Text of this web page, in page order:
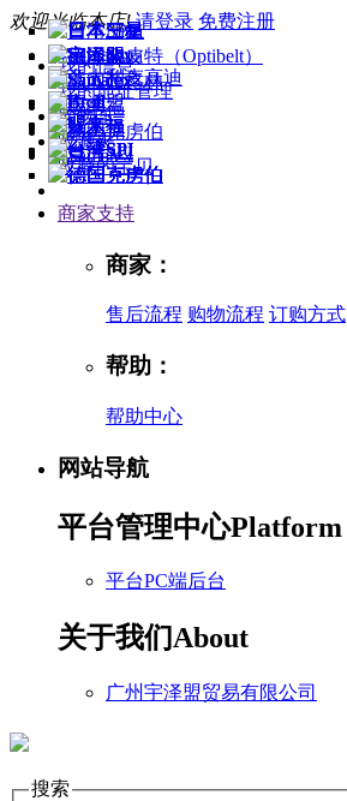
欢迎光临本店! 请登录 免费注册
我的信息
我的地址管理
购物车
收藏夹
收藏的宝贝
商家支持
商家：
售后流程 购物流程 订购方式
帮助：
帮助中心
网站导航
平台管理中心Platform
平台PC端后台
关于我们About
广州宇泽盟贸易有限公司
搜索